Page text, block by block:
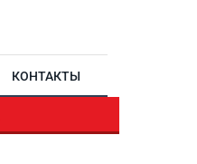
КОНТАКТЫ